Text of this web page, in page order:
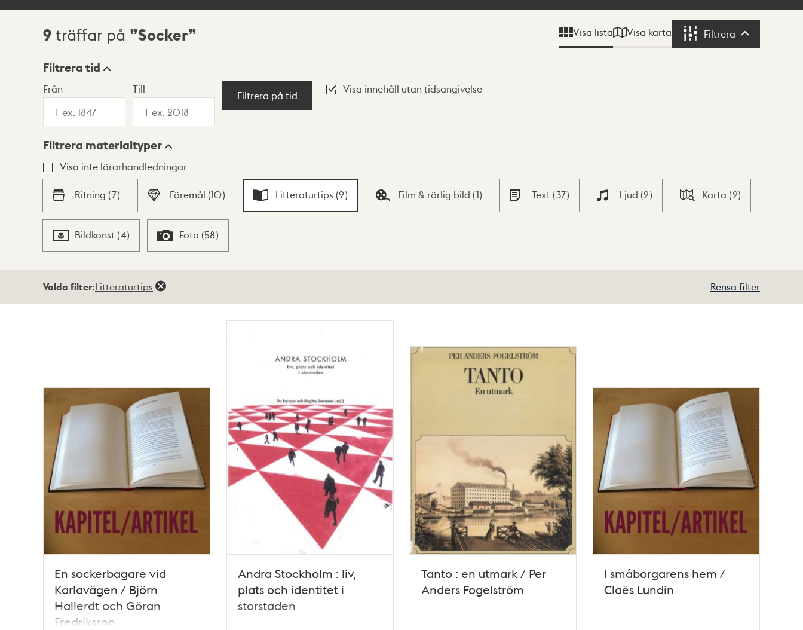
Sökresultat
9 träffar på Socker Visa lista Visa karta Filtrera Filtrera
Visningsläge
Lista Karta
Filtrera tid
Från Till
Filtrera på tid
Visa innehåll utan tidsangivelse
Filtrera materialtyper
Visa inte lärarhandledningar
Ritning (7) Föremål (10) Litteraturtips (9) Film & rörlig bild (1) Text (37) Ljud (2) Karta (2)
Bildkonst (4) Foto (58)
Valda filter:Litteraturtips Rensa filter
En sockerbagare vid
Karlavägen / Björn
Hallerdt och Göran
Fredriksson
Andra Stockholm : liv,
plats och identitet i
storstaden
Tanto : en utmark / Per
Anders Fogelström
I småborgarens hem /
Claës Lundin